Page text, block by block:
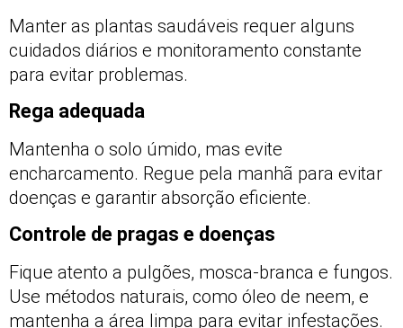
Manter as plantas saudáveis requer alguns
cuidados diários e monitoramento constante
para evitar problemas.
Rega adequada
Mantenha o solo úmido, mas evite
encharcamento. Regue pela manhã para evitar
doenças e garantir absorção eficiente.
Controle de pragas e doenças
Fique atento a pulgões, mosca-branca e fungos.
Use métodos naturais, como óleo de neem, e
mantenha a área limpa para evitar infestações.